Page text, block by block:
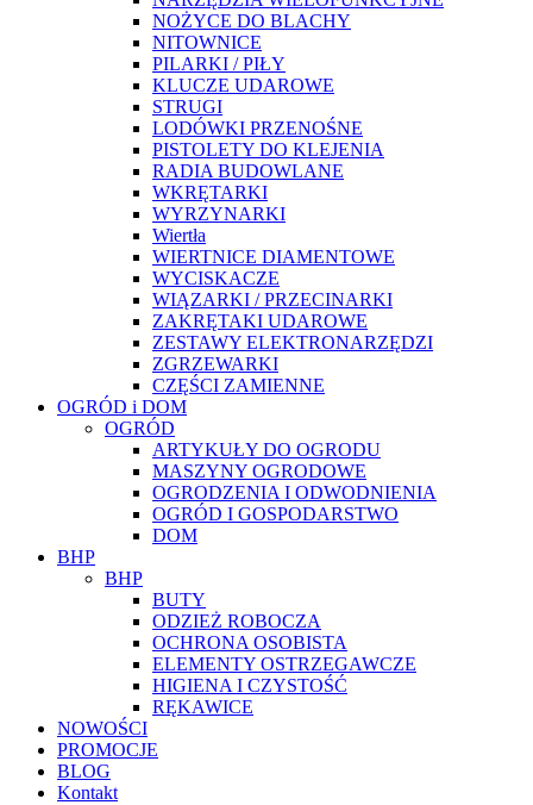
NOŻYCE DO BLACHY
NITOWNICE
PILARKI / PIŁY
KLUCZE UDAROWE
STRUGI
LODÓWKI PRZENOŚNE
PISTOLETY DO KLEJENIA
RADIA BUDOWLANE
WKRĘTARKI
WYRZYNARKI
Wiertła
WIERTNICE DIAMENTOWE
WYCISKACZE
WIĄZARKI / PRZECINARKI
ZAKRĘTAKI UDAROWE
ZESTAWY ELEKTRONARZĘDZI
ZGRZEWARKI
CZĘŚCI ZAMIENNE
OGRÓD i DOM
OGRÓD
ARTYKUŁY DO OGRODU
MASZYNY OGRODOWE
OGRODZENIA I ODWODNIENIA
OGRÓD I GOSPODARSTWO
DOM
BHP
BHP
BUTY
ODZIEŻ ROBOCZA
OCHRONA OSOBISTA
ELEMENTY OSTRZEGAWCZE
HIGIENA I CZYSTOŚĆ
RĘKAWICE
NOWOŚCI
PROMOCJE
BLOG
Kontakt